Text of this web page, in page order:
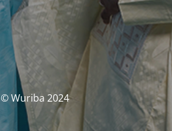
© Wuriba 2024